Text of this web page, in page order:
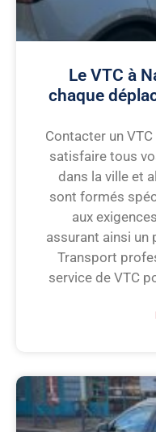
Le VTC à
chaque
Contacter un
satisfaire tous
dans la ville et
sont formés
aux
assurant ainsi un
Transport
service de VTC